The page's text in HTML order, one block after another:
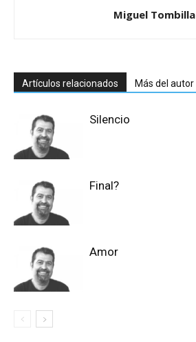
Miguel Tombilla
Artículos relacionados Más del autor
Silencio
Final?
Amor